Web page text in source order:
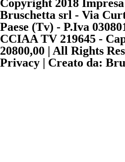
Copyright 2018
Bruschetta srl - Via
Paese (Tv) - P.Iva
CCIAA TV 219645 -
20800,00 | All Rights
Privacy | Creato da: